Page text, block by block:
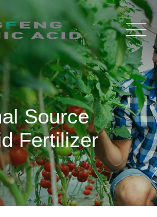
Source
Fertilizer